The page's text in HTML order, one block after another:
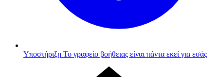
Υποστήριξη Το γραφείο βοήθειας είναι πάντα εκεί για εσάς